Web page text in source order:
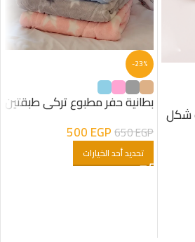
شكل
-23%
بطانية حفر مطبوع تركى طبقتين
650EGP
500EGP
تحديد أحد الخيارات